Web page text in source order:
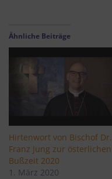
Ähnliche Beiträge
Hirtenwort von Bischof Dr.
Franz Jung zur österlichen
Bußzeit 2020
1. März 2020